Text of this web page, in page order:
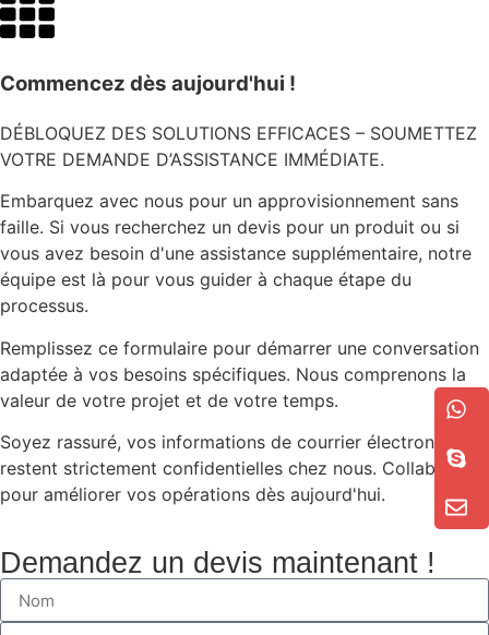
Commencez dès aujourd'hui !
DÉBLOQUEZ DES SOLUTIONS EFFICACES – SOUMETTEZ
VOTRE DEMANDE D’ASSISTANCE IMMÉDIATE.
Embarquez avec nous pour un approvisionnement sans
faille. Si vous recherchez un devis pour un produit ou si
vous avez besoin d'une assistance supplémentaire, notre
équipe est là pour vous guider à chaque étape du
processus.
Remplissez ce formulaire pour démarrer une conversation
adaptée à vos besoins spécifiques. Nous comprenons la
valeur de votre projet et de votre temps.
Soyez rassuré, vos informations de courrier électronique
restent strictement confidentielles chez nous. Collaborons
pour améliorer vos opérations dès aujourd'hui.
Demandez un devis maintenant !